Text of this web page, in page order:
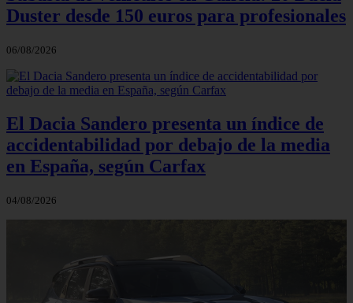
Duster desde 150 euros para profesionales
06/08/2026
El Dacia Sandero presenta un índice de
accidentabilidad por debajo de la media
en España, según Carfax
04/08/2026